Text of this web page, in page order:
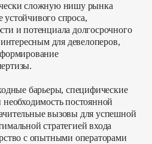
сложную нишу рынка
спроса,
и потенциала долгосрочного
интересным для девелоперов,
барьеры, специфические
постоянной
вызовы для успешной
стратегией входа
с опытными операторами